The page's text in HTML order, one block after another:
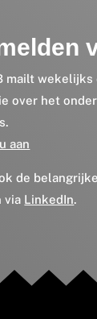
mailt
over het
aan
de
via LinkedIn.